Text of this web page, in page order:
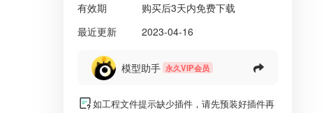
有效期
购买后3天内免费下载
最近更新
2023-04-16
模型助手 永久VIP会员
如工程文件提示缺少插件，请先预装好插件再